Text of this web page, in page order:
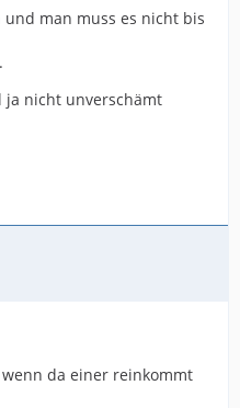
und man muss es nicht bis
ja nicht unverschämt
wenn da einer reinkommt